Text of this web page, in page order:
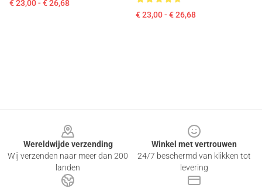
€ 23,00 - € 26,68
€ 23,00 - € 26,68
Wereldwijde verzending
Wij verzenden naar meer dan 200
landen
Winkel met vertrouwen
24/7 beschermd van klikken tot
levering